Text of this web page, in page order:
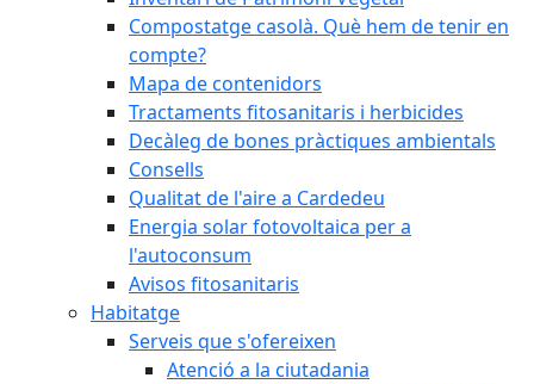
Compostatge casolà. Què hem de tenir en
compte?
Mapa de contenidors
Tractaments fitosanitaris i herbicides
Decàleg de bones pràctiques ambientals
Consells
Qualitat de l'aire a Cardedeu
Energia solar fotovoltaica per a
l'autoconsum
Avisos fitosanitaris
Habitatge
Serveis que s'ofereixen
Atenció a la ciutadania